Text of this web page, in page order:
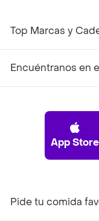
Top Marcas y
Encuéntranos en
App Store
Pide tu comida